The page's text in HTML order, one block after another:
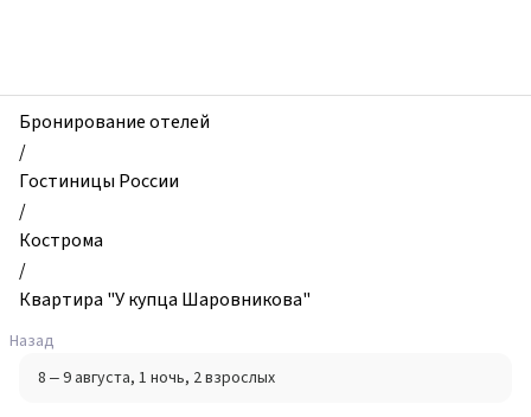
и
квартиры,
Квартира
"У
купца
Шаровникова",
Кострома,
Россия
Бронирование отелей
/
Гостиницы России
/
Кострома
/
Квартира "У купца Шаровникова"
Назад
8 – 9 августа, 1 ночь, 2 взрослых